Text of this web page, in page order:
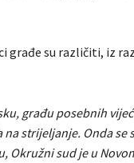
građe su različiti, iz
građu posebnih
strijeljanje. Onda se
Okružni sud je u